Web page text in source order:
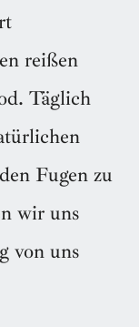
reißen
Täglich
Fugen zu
wir uns
von uns